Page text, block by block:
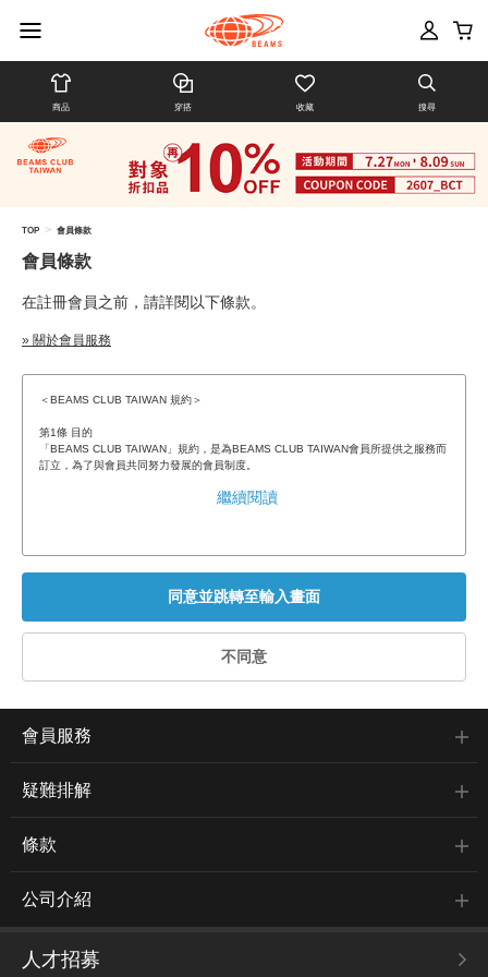
商品 穿搭 收藏 搜尋
TOP > 會員條款
會員條款
在註冊會員之前，請詳閱以下條款。
» 關於會員服務
＜BEAMS CLUB TAIWAN 規約＞
第1條 目的
「BEAMS CLUB TAIWAN」規約，是為BEAMS CLUB TAIWAN會員所提供之服務而
繼續閱讀
會員服務
疑難排解
條款
公司介紹
人才招募